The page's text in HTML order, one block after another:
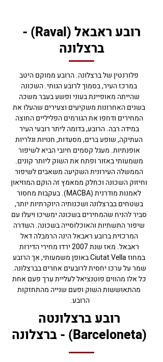
רובע ראבאל (Raval) -
ברצלונה
פלורנטין של ברצלונה. הרובע ממוקם היטב
במרכז העיר, בסמוך לרובע הגותי. השכונה
שהייתה מאופיינת בעוני ופשע בעבר משכה
בשנים האחרונות משקיעים וצעירים שהעלו את
המחירים ודחפו את הגורמים הפליליים החוצה
במידה רבה. הרובע, בדומה ליתר רובעי העיר
העתיקה, שופע ברים, מסעדות, חנויות וגלריות
אופנתיות. מעגל קסמים חיובי הביא לשיפור
משמעותי באזור ופתח את השוק ליותר קונים.
הממשלה העירונית השקיעה משאבים לשיפור
וחיזוק השכונה וכחלק ממאמץ זה הוקם המוזיאון
לאמנות מודרנית (MACBA). בעקבות מחסור
בשטחים בברצלונה ושכנותיה היוקרתיות יותר,
סביר להניח שהמחירים בשכונה ימשיכו ויעלו עם
שיפור התשתיות והאוכלוסייה בשכונה. השדרה
המרכזית ברובע ראבאל הינה הרמבלה דאל
ראבאל. מאז שנת 2007 ירדו מחירי הדירות
במחוז Ciutat Vella באופן משמעותי, אך הרובע
שמר על ערכו יחסית לרובעים אחרים בברצלונה.
כל אלו מהווים פוטנציאל לעליית ערך פעם אחת
מהתאוששות השוק ופעם שנייה מהתחזקות
הרובע.
רובע ברצלונטה
(Barceloneta) - ברצלונה